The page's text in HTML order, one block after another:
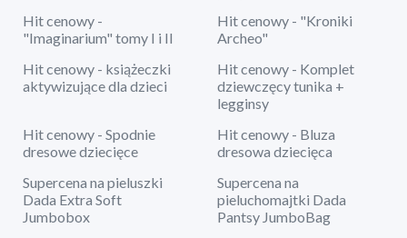
Hit cenowy -
"Imaginarium" tomy I i II
Hit cenowy - "Kroniki
Archeo"
Hit cenowy - książeczki
aktywizujące dla dzieci
Hit cenowy - Komplet
dziewczęcy tunika +
legginsy
Hit cenowy - Spodnie
dresowe dziecięce
Hit cenowy - Bluza
dresowa dziecięca
Supercena na pieluszki
Dada Extra Soft
Jumbobox
Supercena na
pieluchomajtki Dada
Pantsy JumboBag